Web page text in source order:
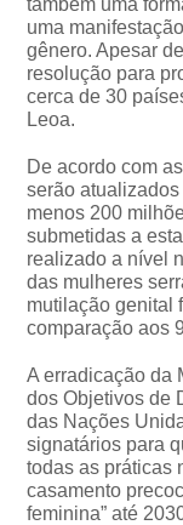
uma
gênero. Apesar
resolução para
cerca de 30
Leoa.
De acordo com
serão
menos 200
submetidas a
realizado a nível
das mulheres
mutilação genital
comparação aos
A erradicação da
dos Objetivos de
das Nações
signatários para
todas as práticas
casamento
feminina” até